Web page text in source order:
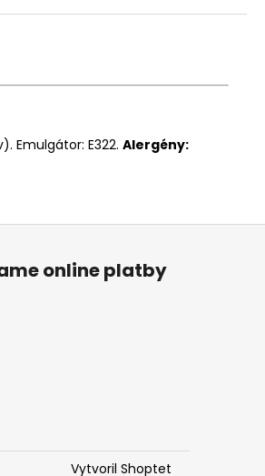
Emulgátor: E322. Alergény:
online platby
Vytvoril Shoptet